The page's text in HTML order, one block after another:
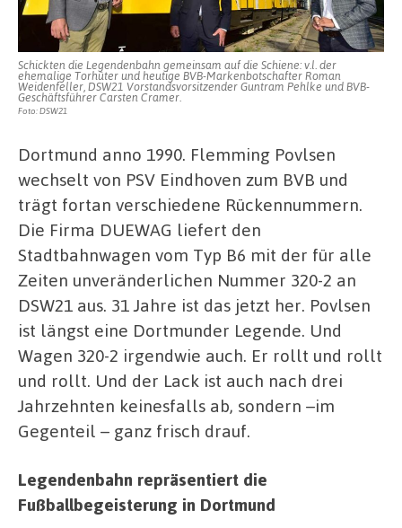
Schickten die Legendenbahn gemeinsam auf die Schiene: v.l. der
ehemalige Torhüter und heutige BVB-Markenbotschafter Roman
Weidenfeller, DSW21 Vorstandsvorsitzender Guntram Pehlke und BVB-
Geschäftsführer Carsten Cramer.
Foto: DSW21
Dortmund anno 1990. Flemming Povlsen
wechselt von PSV Eindhoven zum BVB und
trägt fortan verschiedene Rückennummern.
Die Firma DUEWAG liefert den
Stadtbahnwagen vom Typ B6 mit der für alle
Zeiten unveränderlichen Nummer 320-2 an
DSW21 aus. 31 Jahre ist das jetzt her. Povlsen
ist längst eine Dortmunder Legende. Und
Wagen 320-2 irgendwie auch. Er rollt und rollt
und rollt. Und der Lack ist auch nach drei
Jahrzehnten keinesfalls ab, sondern –im
Gegenteil – ganz frisch drauf.
Legendenbahn repräsentiert die
Fußballbegeisterung in Dortmund